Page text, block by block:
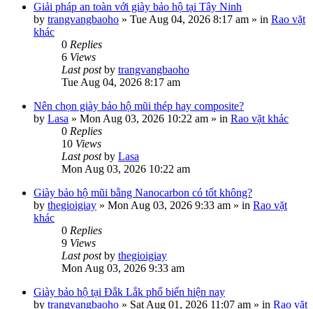
Giải pháp an toàn với giày bảo hộ tại Tây Ninh
by trangvangbaoho » Tue Aug 04, 2026 8:17 am » in Rao vặt
khác
0 Replies
6 Views
Last postby trangvangbaoho
Tue Aug 04, 2026 8:17 am
Nên chọn giày bảo hộ mũi thép hay composite?
by Lasa » Mon Aug 03, 2026 10:22 am » in Rao vặt khác
0 Replies
10 Views
Last postby Lasa
Mon Aug 03, 2026 10:22 am
Giày bảo hộ mũi bằng Nanocarbon có tốt không?
by thegioigiay » Mon Aug 03, 2026 9:33 am » in Rao vặt
khác
0 Replies
9 Views
Last postby thegioigiay
Mon Aug 03, 2026 9:33 am
Giày bảo hộ tại Đắk Lắk phổ biến hiện nay
by trangvangbaoho » Sat Aug 01, 2026 11:07 am » in Rao vặt